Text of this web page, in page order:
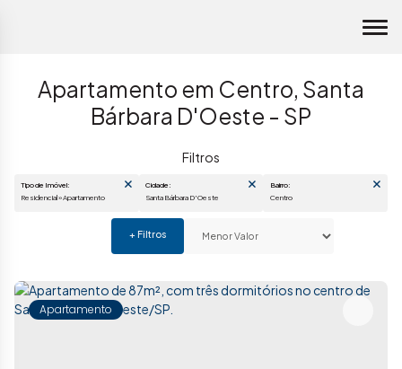
Apartamento em Centro, Santa
Bárbara D'Oeste - SP
Residencial » Apartamento Santa Bárbara D'Oeste
Apartamento